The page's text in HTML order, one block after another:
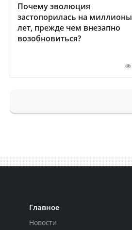
Почему эволюция
застопорилась на миллионы
лет, прежде чем внезапно
возобновиться?
Главное
Новости